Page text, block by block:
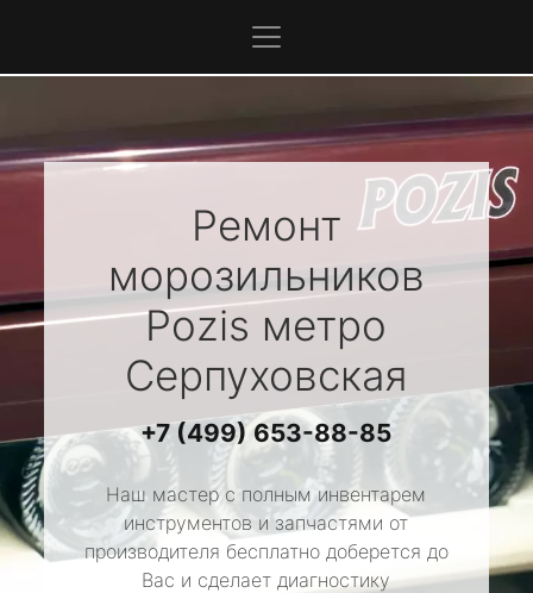
Ремонт
морозильников
Pozis метро
Серпуховская
+7 (499) 653-88-85
Наш мастер с полным инвентарем
инструментов и запчастями от
производителя бесплатно доберется до
Вас и сделает диагностику